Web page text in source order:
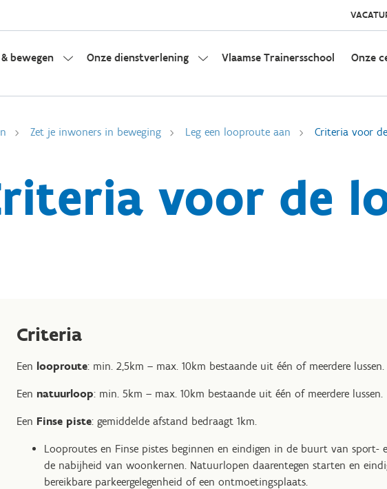
bewegen Onze dienstverlening Vlaamse Trainersschool Onze
Zet je inwoners in beweging Leg een looproute aan Criteria voor
voor de
Criteria
Een looproute: min. 2,5km – max. 10km bestaande uit één of meerdere lussen.
Een natuurloop: min. 5km – max. 10km bestaande uit één of meerdere lussen.
Een Finse piste: gemiddelde afstand bedraagt 1km.
Looproutes en Finse pistes beginnen en eindigen in de buurt van sport-
de nabijheid van woonkernen. Natuurlopen daarentegen starten en
bereikbare parkeergelegenheid of een ontmoetingsplaats.